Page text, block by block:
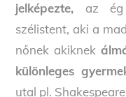
jelképezte, az ég
szélistent, aki a
nőnek akiknek
különleges
utal pl.